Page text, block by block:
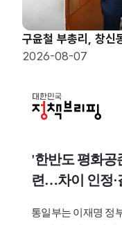
2026-08-07